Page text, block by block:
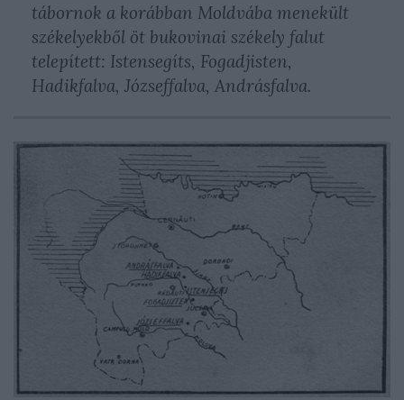
tábornok a korábban Moldvába menekült
székelyekből öt bukovinai székely falut
telepített: Istensegíts, Fogadjisten,
Hadikfalva, Józseffalva, Andrásfalva.